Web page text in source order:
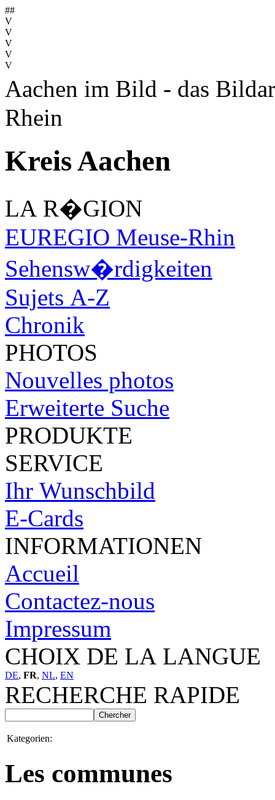
##
V
V
V
V
V
Aachen im Bild - das
Rhein
Kreis Aachen
LA R�GION
EUREGIO Meuse-Rhin
Sehensw�rdigkeiten
Sujets A-Z
Chronik
PHOTOS
Nouvelles photos
Erweiterte Suche
PRODUKTE
SERVICE
Ihr Wunschbild
E-Cards
INFORMATIONEN
Accueil
Contactez-nous
Impressum
CHOIX DE LA LANGUE
DE, FR, NL, EN
RECHERCHE RAPIDE
Kategorien:
Les communes